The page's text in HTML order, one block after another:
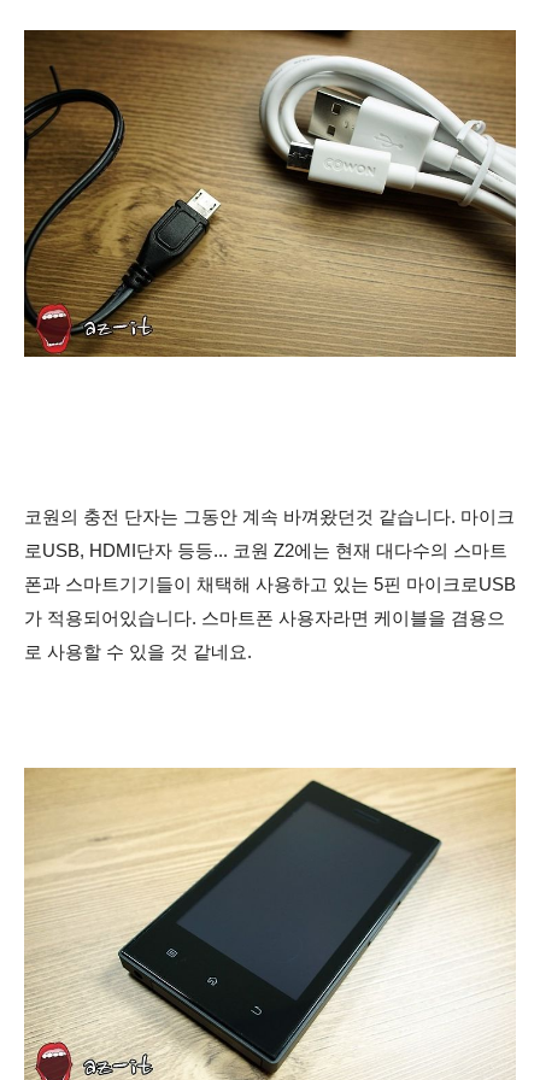
코원의 충전 단자는 그동안 계속 바껴왔던것 같습니다. 마이크
로USB, HDMI단자 등등... 코원 Z2에는 현재 대다수의 스마트
폰과 스마트기기들이 채택해 사용하고 있는 5핀 마이크로USB
가 적용되어있습니다. 스마트폰 사용자라면 케이블을 겸용으
로 사용할 수 있을 것 같네요.